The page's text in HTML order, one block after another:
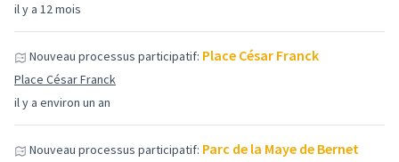
il y a 12 mois
il y a environ un an
Nouveau processus participatif: Place César Franck
Place César Franck
Nouveau processus participatif: Parc de la Maye de Bernet